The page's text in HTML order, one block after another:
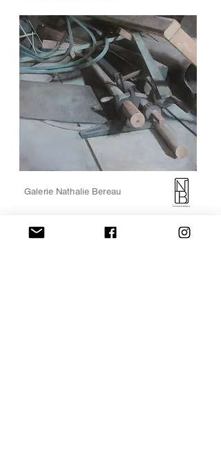
Galerie Nathalie Bereau
Esprit du lieu / Curator Itzhak Goldberg